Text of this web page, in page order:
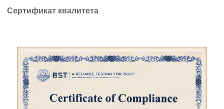
Сертификат квалитета